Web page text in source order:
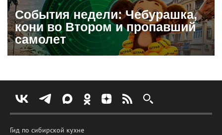
События недели: Чебурашка,
кони во Втором и пропавший
самолет
Гид по сибирской кухне